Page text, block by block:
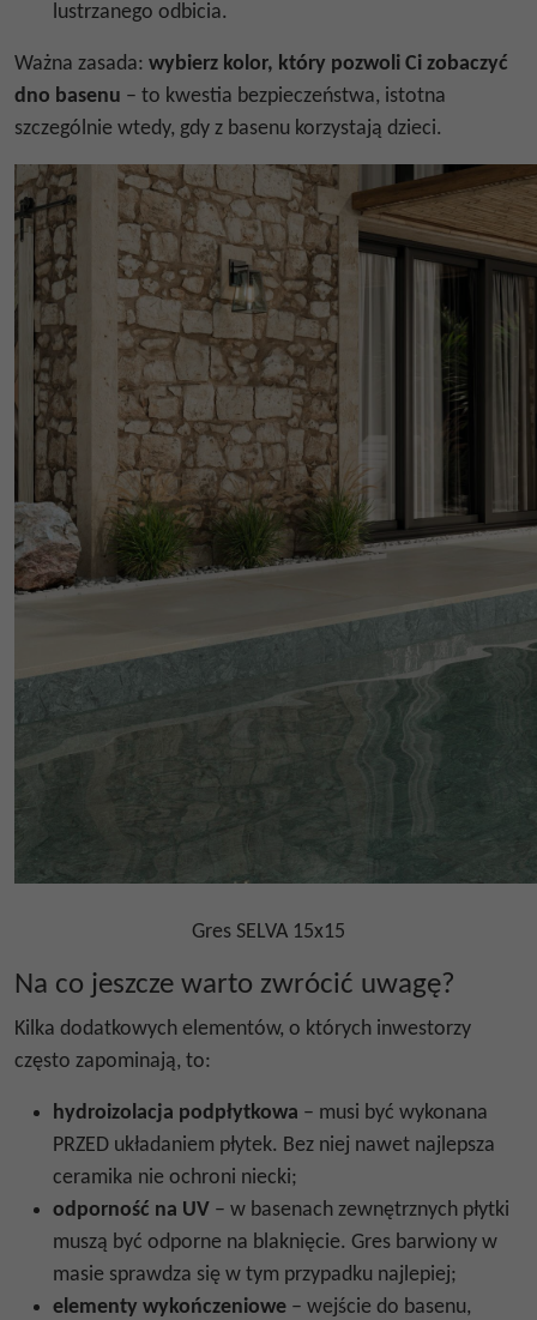
lustrzanego odbicia.
Ważna zasada: wybierz kolor, który pozwoli Ci zobaczyć
dno basenu – to kwestia bezpieczeństwa, istotna
szczególnie wtedy, gdy z basenu korzystają dzieci.
Gres SELVA 15x15
Na co jeszcze warto zwrócić uwagę?
Kilka dodatkowych elementów, o których inwestorzy
często zapominają, to:
hydroizolacja podpłytkowa – musi być wykonana
PRZED układaniem płytek. Bez niej nawet najlepsza
ceramika nie ochroni niecki;
odporność na UV – w basenach zewnętrznych płytki
muszą być odporne na blaknięcie. Gres barwiony w
masie sprawdza się w tym przypadku najlepiej;
elementy wykończeniowe – wejście do basenu,